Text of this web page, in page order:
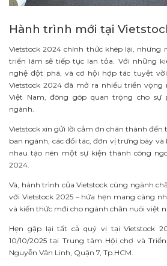
Hành trình mới tại
Vietstock 2024 chính thức khép lại,
triển lãm sẽ tiếp tục lan tỏa. Với những
nghệ đột phá, và cơ hội hợp tác tuyệt
Vietstock 2024 đã mở ra nhiều triển vọng
Việt Nam, đóng góp quan trọng cho sự
ngành.
Vietstock xin gửi lời cảm ơn chân thành đến
ban ngành, các đối tác, đơn vị trưng bày
nhau tạo nên một sự kiện thành công
2024.
Và, hành trình của Vietstock cùng ngành
với Vietstock 2025 – hứa hẹn mang càng
và kiến thức mới cho ngành chăn nuôi việt
Hẹn gặp lại tất cả quý vị tại Vietstock
10/10/2025 tại Trung tâm Hội chợ và Triển
Nguyễn Văn Linh, Quận 7, Tp.HCM.